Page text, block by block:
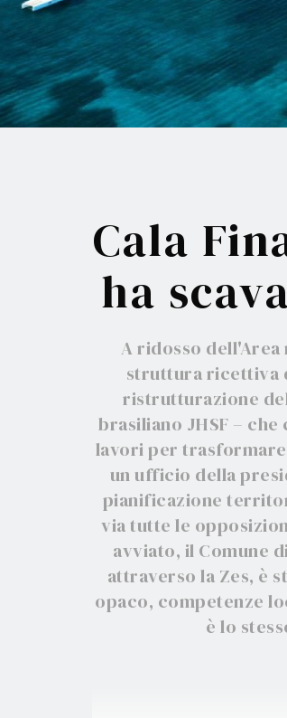
Cala
ha
A ridosso
struttura ricettiva
ristrutturazione
brasiliano JHSF –
lavori per
un ufficio della
pianificazione
via tutte le
avviato, il Comune
attraverso la Zes, è
opaco, competenze
è lo